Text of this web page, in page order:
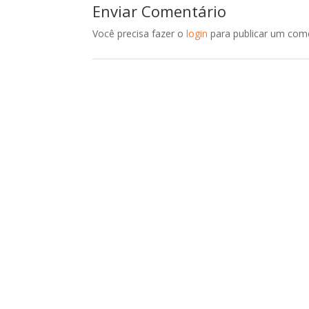
Enviar Comentário
Você precisa fazer ologin para publicar um